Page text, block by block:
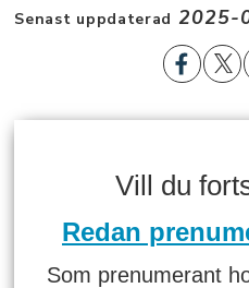
Senast uppdaterad
Vill du
Redan
Som prenumerant